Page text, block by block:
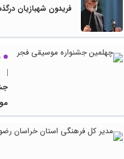
فریدون شهبازیان